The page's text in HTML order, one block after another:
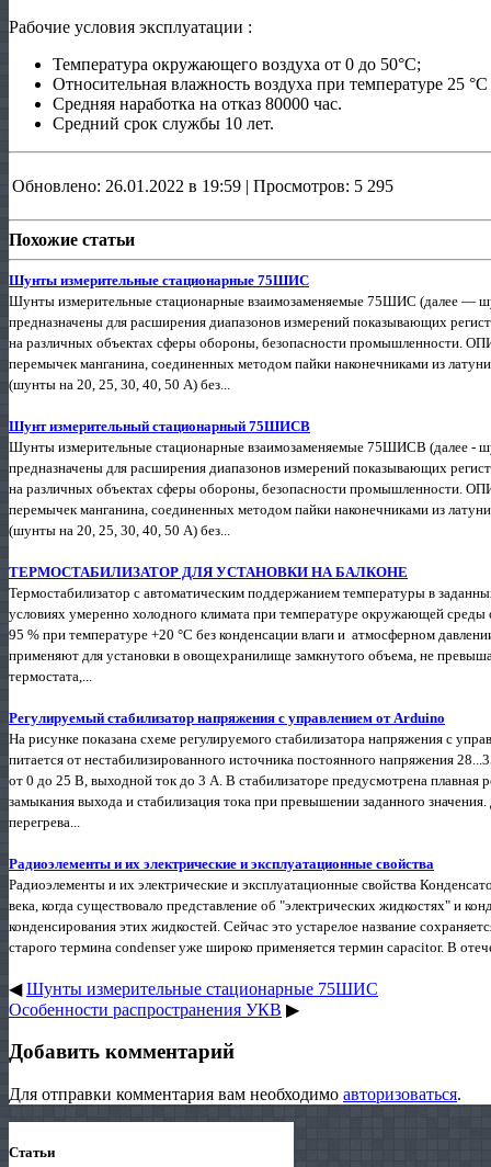
Рабочие условия эксплуатации :
Температура окружающего воздуха от 0 до 50°С;
Относительная влажность воздуха при температуре 25
Средняя наработка на отказ 80000 час.
Средний срок службы 10 лет.
Обновлено: 26.01.2022 в 19:59 | Просмотров: 5 295
Похожие статьи
Шунты измерительные стационарные 75ШИС
Шунты измерительные стационарные взаимозаменяемые 75ШИС (далее —
предназначены для расширения диапазонов измерений показывающих
на различных объектах сферы обороны, безопасности промышленности.
перемычек манганина, соединенных методом пайки наконечниками из
(шунты на 20, 25, 30, 40, 50 А) без...
Шунт измерительный стационарный 75ШИСВ
Шунты измерительные стационарные взаимозаменяемые 75ШИСВ (далее -
предназначены для расширения диапазонов измерений показывающих
на различных объектах сферы обороны, безопасности промышленности.
перемычек манганина, соединенных методом пайки наконечниками из
(шунты на 20, 25, 30, 40, 50 А) без...
ТЕРМОСТАБИЛИЗАТОР ДЛЯ УСТАНОВКИ НА БАЛКОНЕ
Термостабилизатор с автоматическим поддержанием температуры в
условиях умеренно холодного климата при температуре окружающей
95 % при температуре +20 °С без конденсации влаги и атмосферном
применяют для установки в овощехранилище замкнутого объема, не
термостата,...
Регулируемый стабилизатор напряжения с управлением от Arduino
На рисунке показана схеме регулируемого стабилизатора напряжения с
питается от нестабилизированного источника постоянного напряжения
от 0 до 25 В, выходной ток до 3 А. В стабилизаторе предусмотрена плавная
замыкания выхода и стабилизация тока при превышении заданного
перегрева...
Радиоэлементы и их электрические и эксплуатационные свойства
Радиоэлементы и их электрические и эксплуатационные свойства
века, когда существовало представление об "электрических жидкостях" и
конденсирования этих жидкостей. Сейчас это устарелое название
старого термина condenser уже широко применяется термин capacitor. В
◀Шунты измерительные стационарные 75ШИС
Особенности распространения УКВ ▶
Добавить комментарий
Для отправки комментария вам необходимо авторизоваться.
Статьи